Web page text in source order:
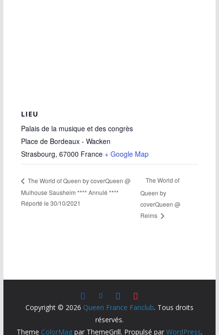
LIEU
Palais de la musique et des congrès
Place de Bordeaux - Wacken
Strasbourg, 67000 France + Google Map
The World of Queen by coverQueen @
Mulhouse Sausheim **** Annulé ****
Réporté le 30/10/2021
The World of
Queen by
coverQueen @
Reims
Copyright © 2026 Queen France Fanclub. Tous droits
réservés.
Theme ColorMagpar ThemeGrill. Propulsé par WordPress.